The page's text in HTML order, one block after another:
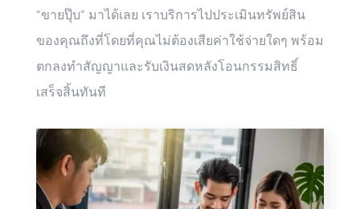
“ขายปุ๊บ” มาได้เลย เราบริการไปประเมินทรัพย์สิน
ของคุณถึงที่โดยที่คุณไม่ต้องเสียค่าใช้จ่ายใดๆ พร้อม
ตกลงทำสัญญาและรับเงินสดหลังโอนกรรมสิทธิ์
เสร็จสิ้นทันที